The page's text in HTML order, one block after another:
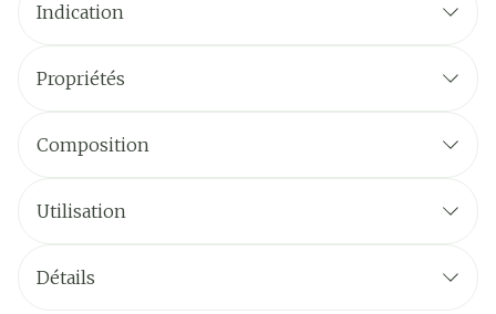
Indication
Propriétés
Composition
Utilisation
Détails